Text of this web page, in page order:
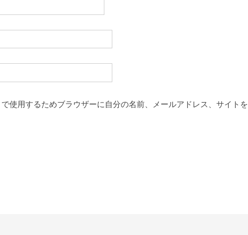
使用するためブラウザーに自分の名前、メールアドレス、サイトを